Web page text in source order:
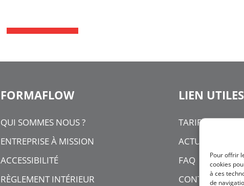
Pour offrir
cookies
à ces
de
FORMAFLOW
QUI SOMMES NOUS ?
ENTREPRISE À MISSION
ACCESSIBILITÉ
RÈGLEMENT INTÉRIEUR
LIEN UTILES
TARIFS
ACTUALITÉS
FAQ
CONTACT